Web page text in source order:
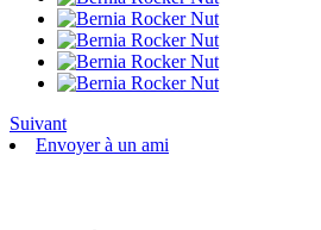
Suivant
Envoyer à un ami